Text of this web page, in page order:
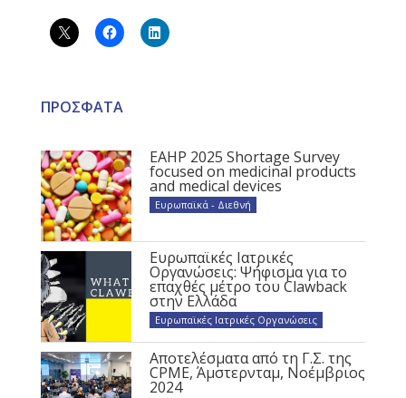
ΠΡΟΣΦΑΤΑ
EAHP 2025 Shortage Survey
focused on medicinal products
and medical devices
Ευρωπαϊκά - Διεθνή
Ευρωπαϊκές Ιατρικές
Οργανώσεις: Ψήφισμα για το
επαχθές μέτρο του Clawback
στην Ελλάδα
Ευρωπαϊκές Ιατρικές Οργανώσεις
Αποτελέσματα από τη Γ.Σ. της
CPME, Άμστερνταμ, Νοέμβριος
2024